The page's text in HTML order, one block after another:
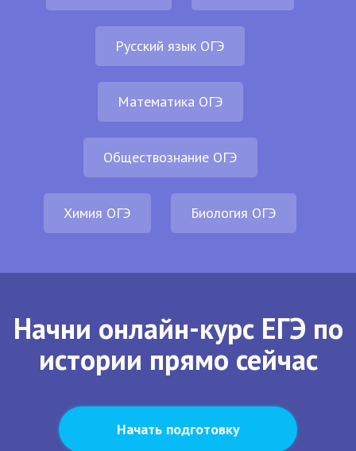
Русский язык ОГЭ
Математика ОГЭ
Обществознание ОГЭ
Химия ОГЭ Биология ОГЭ
Начни онлайн-курс ЕГЭ по
истории прямо сейчас
Начать подготовку